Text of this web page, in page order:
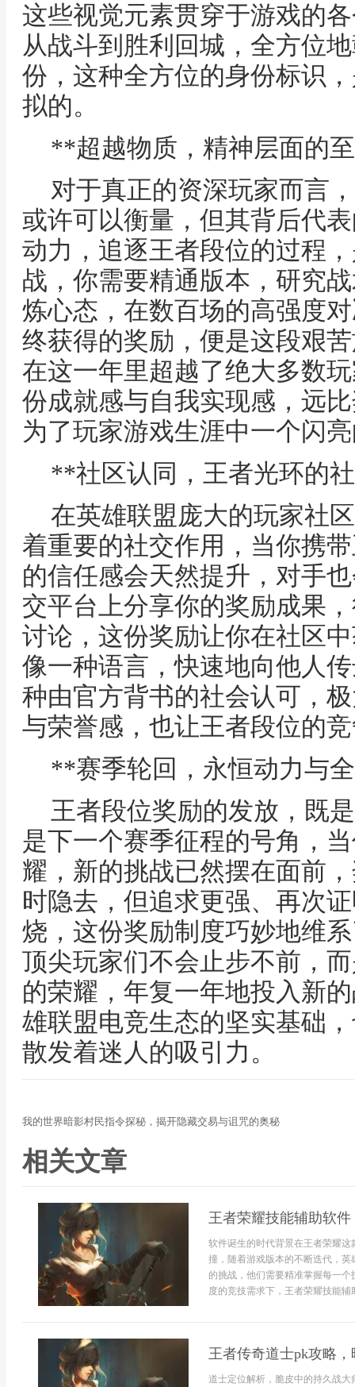
这些视觉元素贯穿于游戏的
从战斗到胜利回城，全方位
份，这种全方位的身份标识
拟的。
**超越物质，精神层面的
对于真正的资深玩家而言
或许可以衡量，但其背后代
动力，追逐王者段位的过程
战，你需要精通版本，研究
炼心态，在数百场的高强度
终获得的奖励，便是这段艰
在这一年里超越了绝大多数
份成就感与自我实现感，远
为了玩家游戏生涯中一个闪
**社区认同，王者光环的
在英雄联盟庞大的玩家社
着重要的社交作用，当你携
的信任感会天然提升，对手
交平台上分享你的奖励成果
讨论，这份奖励让你在社区
像一种语言，快速地向他人
种由官方背书的社会认可，
与荣誉感，也让王者段位的
**赛季轮回，永恒动力与
王者段位奖励的发放，既
是下一个赛季征程的号角，
耀，新的挑战已然摆在面前
时隐去，但追求更强、再次
烧，这份奖励制度巧妙地维
顶尖玩家们不会止步不前，
的荣耀，年复一年地投入新
雄联盟电竞生态的坚实基础
散发着迷人的吸引力。
我的世界暗影村民指令探秘，揭开隐藏交易与诅咒的奥秘
相关文章
王者荣耀技能辅助软
软件诞生的时代背景在王者荣耀
撞，随着游戏版本的不断迭代，
的挑战，他们需要精准掌握每一
度的竞技需求下，王者荣耀技能辅
王者传奇道士pk攻略
道士定位解析，脆皮中的持久战